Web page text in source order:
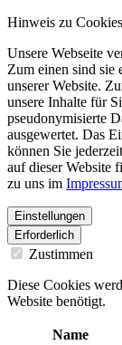
Hinweis zu Cookies
Unsere Webseite
Zum einen sind sie
unserer Website.
unsere Inhalte für
pseudonymisierte
ausgewertet. Das
können Sie
auf dieser Website
zu uns im
Einstellungen
Erforderlich
Zustimmen
Diese Cookies
Website benötigt.
Name